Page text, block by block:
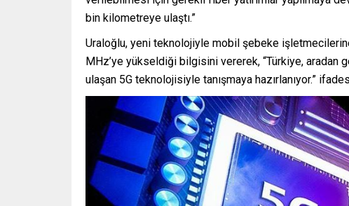
bin kilometreye ulaştı.”
Uraloğlu, yeni teknolojiyle mobil şebeke
MHz’ye yükseldiği bilgisini vererek, “Türkiye, aradan
ulaşan 5G teknolojisiyle tanışmaya hazırlanıyor.”